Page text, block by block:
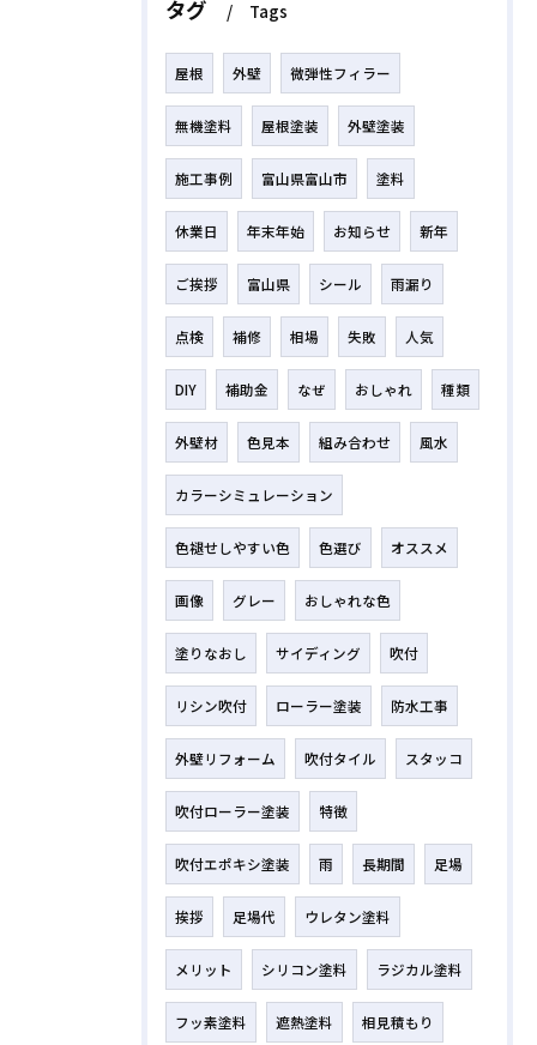
タグ Tags
屋根 外壁 微弾性フィラー
無機塗料 屋根塗装 外壁塗装
施工事例 富山県富山市 塗料
休業日 年末年始 お知らせ 新年
ご挨拶 富山県 シール 雨漏り
点検 補修 相場 失敗 人気
DIY 補助金 なぜ おしゃれ 種類
外壁材 色見本 組み合わせ 風水
カラーシミュレーション
色褪せしやすい色 色選び オススメ
画像 グレー おしゃれな色
塗りなおし サイディング 吹付
リシン吹付 ローラー塗装 防水工事
外壁リフォーム 吹付タイル スタッコ
吹付ローラー塗装 特徴
吹付エポキシ塗装 雨 長期間 足場
挨拶 足場代 ウレタン塗料
メリット シリコン塗料 ラジカル塗料
フッ素塗料 遮熱塗料 相見積もり